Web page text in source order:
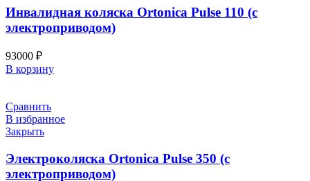
Инвалидная коляска Ortonica Pulse 110 (с
электроприводом)
93000 ₽
В корзину
Сравнить
В избранное
Закрыть
Электроколяска Ortonica Pulse 350 (с
электроприводом)